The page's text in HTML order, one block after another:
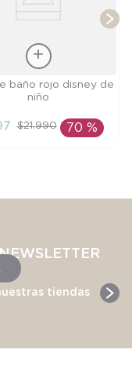
AÑADIR AL
baño rojo disney de
niño
$21.990 70 %
tiendas